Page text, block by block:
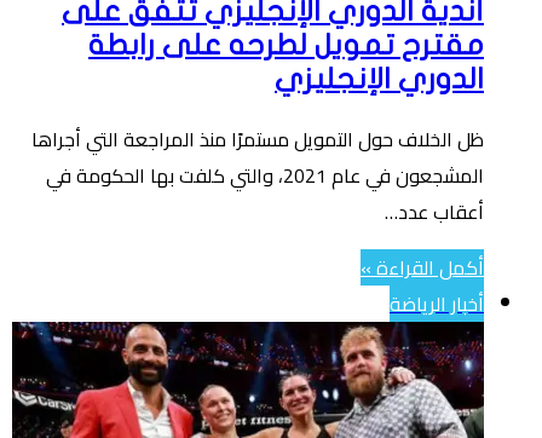
أندية الدوري الإنجليزي تتفق على
مقترح تمويل لطرحه على رابطة
الدوري الإنجليزي
ظل الخلاف حول التمويل مستمرًا منذ المراجعة التي أجراها
المشجعون في عام 2021، والتي كلفت بها الحكومة في
أعقاب عدد…
أكمل القراءة »
أخبار الرياضة